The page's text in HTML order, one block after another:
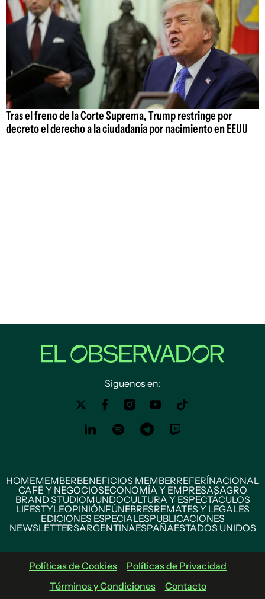
Tras el freno de la Corte Suprema, Trump restringe por
decreto el derecho a la ciudadanía por nacimiento en EEUU
Siguenos en:
HOMEMEMBERBENEFICIOS MEMBERREFERÍNACIONAL
CAFÉ Y NEGOCIOSECONOMÍA Y EMPRESASAGRO
BRAND STUDIOMUNDOCULTURA Y ESPECTÁCULOS
LIFESTYLEOPINIÓNFÚNEBRESREMATES Y LEGALES
EDICIONES ESPECIALESPUBLICACIONES
NEWSLETTERSARGENTINAESPAÑAESTADOS UNIDOS
Políticas de Cookies
Políticas de Privacidad
Términos y Condiciones
Contacto